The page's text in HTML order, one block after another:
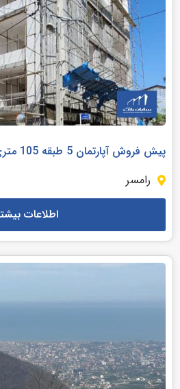
پیش فروش آپارتمان 5 طبقه 105 متری رامسر کد 0501002
رامسر
اطلاعات